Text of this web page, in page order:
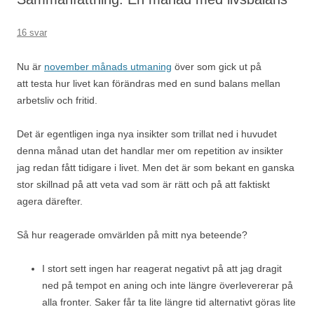
16 svar
Nu är november månads utmaning över som gick ut på
att testa hur livet kan förändras med en sund balans mellan
arbetsliv och fritid.
Det är egentligen inga nya insikter som trillat ned i huvudet
denna månad utan det handlar mer om repetition av insikter
jag redan fått tidigare i livet. Men det är som bekant en ganska
stor skillnad på att veta vad som är rätt och på att faktiskt
agera därefter.
Så hur reagerade omvärlden på mitt nya beteende?
I stort sett ingen har reagerat negativt på att jag dragit
ned på tempot en aning och inte längre överlevererar på
alla fronter. Saker får ta lite längre tid alternativt göras lite